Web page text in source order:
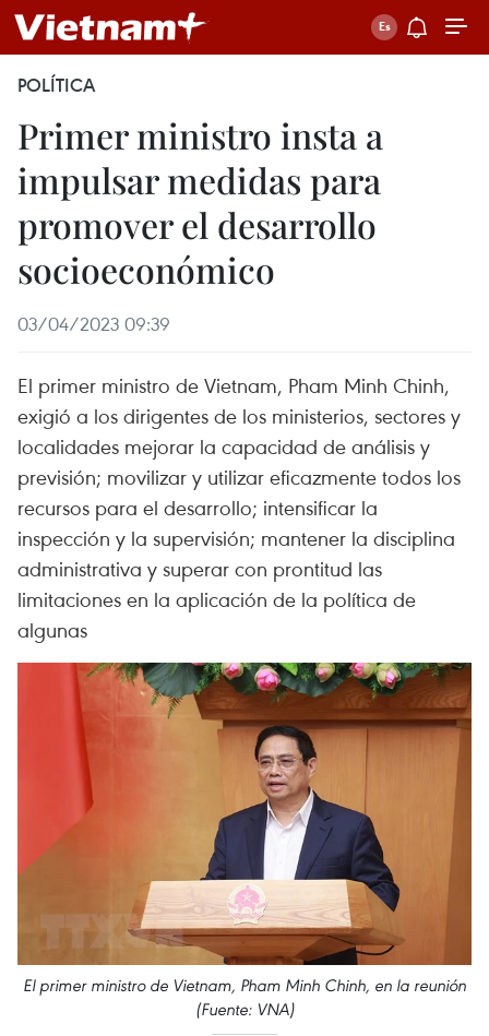
POLÍTICA
Primer ministro insta a
impulsar medidas para
promover el desarrollo
socioeconómico
03/04/2023 09:39
El primer ministro de Vietnam, Pham Minh Chinh,
exigió a los dirigentes de los ministerios, sectores y
localidades mejorar la capacidad de análisis y
previsión; movilizar y utilizar eficazmente todos los
recursos para el desarrollo; intensificar la
inspección y la supervisión; mantener la disciplina
administrativa y superar con prontitud las
limitaciones en la aplicación de la política de
algunas
El primer ministro de Vietnam, Pham Minh Chinh, en la reunión
(Fuente: VNA)